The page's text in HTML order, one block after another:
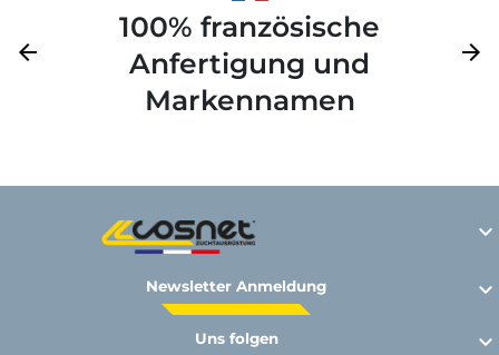
Zurück
arrow_back
100% französische
Anfertigung und
Markennamen
Weiter
arrow_forward

Newsletter Anmeldung 
Uns folgen 